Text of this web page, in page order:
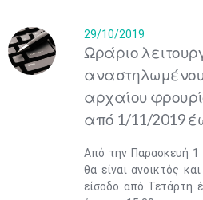
29/10/2019
Ωράριο
αρχαίου
από 1/11/2019
Από την Παρασκευή 1
θα είναι ανοικτός
είσοδο από Τετάρτη